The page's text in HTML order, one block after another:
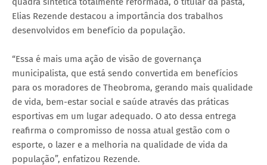
Elias Rezende destacou a importância dos trabalhos
desenvolvidos em benefício da população.
“Essa é mais uma ação de visão de governança
municipalista, que está sendo convertida em benefícios
para os moradores de Theobroma, gerando mais qualidade
de vida, bem-estar social e saúde através das práticas
esportivas em um lugar adequado. O ato dessa entrega
reafirma o compromisso de nossa atual gestão com o
esporte, o lazer e a melhoria na qualidade de vida da
população”, enfatizou Rezende.